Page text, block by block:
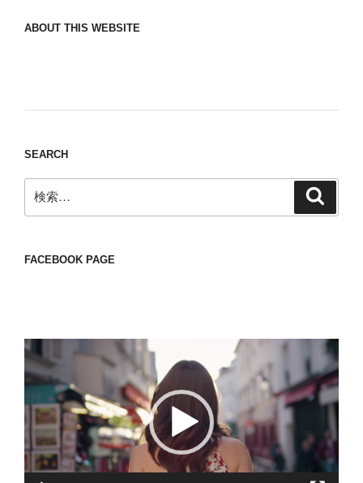
ABOUT THIS WEBSITE
SEARCH
索:
FACEBOOK PAGE
動
画
プ
レ
ー
ヤ
ー